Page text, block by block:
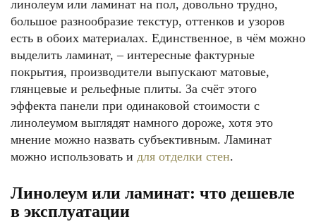
линолеум или ламинат на пол, довольно трудно,
большое разнообразие текстур, оттенков и узоров
есть в обоих материалах. Единственное, в чём можно
выделить ламинат, – интересные фактурные
покрытия, производители выпускают матовые,
глянцевые и рельефные плиты. За счёт этого
эффекта панели при одинаковой стоимости с
линолеумом выглядят намного дороже, хотя это
мнение можно назвать субъективным. Ламинат
можно использовать и для отделки стен.
Линолеум или ламинат: что дешевле
в эксплуатации